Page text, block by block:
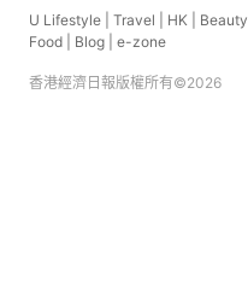
U Lifestyle Travel HK Beauty
Food
Blog e-zone
香港經濟日報版權所有©2026